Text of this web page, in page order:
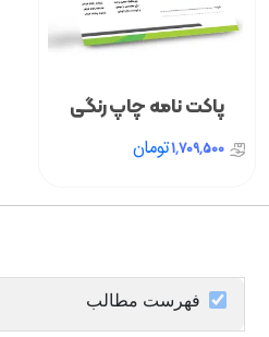
پاکت نامه چاپ رنگی
1,709,500تومان
فهرست مطالب